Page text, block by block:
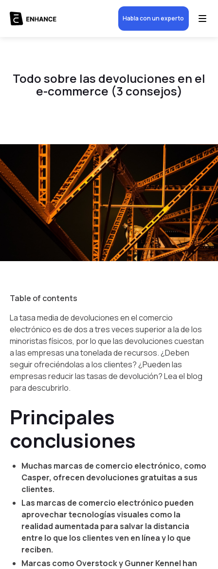
Habla con un experto
Todo sobre las devoluciones en el
e-commerce (3 consejos)
Table of contents
La tasa media de devoluciones en el comercio
electrónico es de dos a tres veces superior a la de los
minoristas físicos, por lo que las devoluciones cuestan
a las empresas una tonelada de recursos. ¿Deben
seguir ofreciéndolas a los clientes? ¿Pueden las
empresas reducir las tasas de devolución? Lea el blog
para descubrirlo.
Principales
conclusiones
Muchas marcas de comercio electrónico, como
Casper, ofrecen devoluciones gratuitas a sus
clientes.
Las marcas de comercio electrónico pueden
aprovechar tecnologías visuales como la
realidad aumentada para salvar la distancia
entre lo que los clientes ven en línea y lo que
reciben.
Marcas como Overstock y Gunner Kennel han